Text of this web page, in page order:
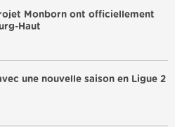
Monborn ont officiellement
Haut
une nouvelle saison en Ligue 2